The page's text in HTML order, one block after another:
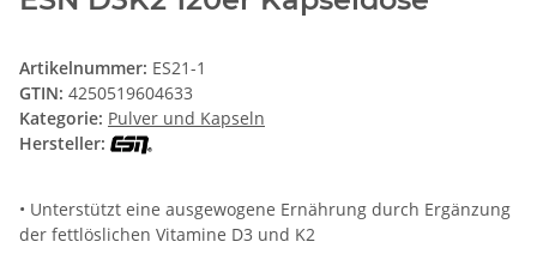
Artikelnummer: ES21-1
GTIN: 4250519604633
Kategorie: Pulver und Kapseln
Hersteller:
• Unterstützt eine ausgewogene Ernährung durch Ergänzung
der fettlöslichen Vitamine D3 und K2